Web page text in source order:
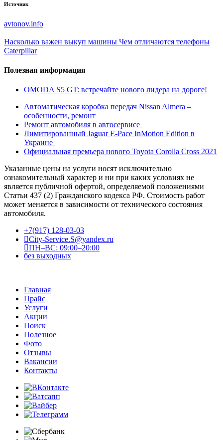
Источник
avtonov.info
Насколько важен выкуп машины Чем отличаются телефоны
Caterpillar
Полезная информация
OMODA S5 GT: встречайте нового лидера на дороге!
Автоматическая коробка передач Nissan Almera –
особенности, ремонт
Ремонт автомобиля в автосервисе
Лимитированный Jaguar E-Pace InMotion Edition в
Украине
Официальная премьера нового Toyota Corolla Cross 2021
Указанные цены на услуги носят исключительно
ознакомительный характер и ни при каких условиях не
является публичной офертой, определяемой положениями
Статьи 437 (2) Гражданского кодекса РФ. Стоимость работ
может меняется в зависимости от технического состояния
автомобиля.
+7(917) 128-03-03
City-Service.S@yandex.ru
ПН–ВС: 09:00–20:00
без выходных
Главная
Прайс
Услуги
Акции
Поиск
Полезное
Фото
Отзывы
Вакансии
Контакты